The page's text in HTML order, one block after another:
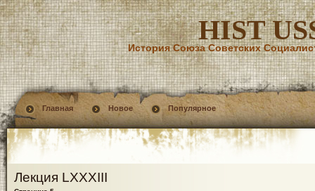
HIST
История Союза Советских
Главная Новое Популярное
Лекция LXXXIII